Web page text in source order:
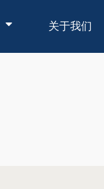
关于我们